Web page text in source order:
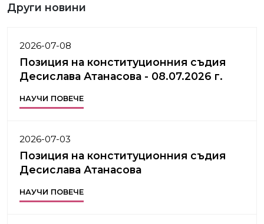
Други новини
2026-07-08
Позиция на конституционния съдия
Десислава Атанасова - 08.07.2026 г.
НАУЧИ ПОВЕЧЕ
2026-07-03
Позиция на конституционния съдия
Десислава Атанасова
НАУЧИ ПОВЕЧЕ